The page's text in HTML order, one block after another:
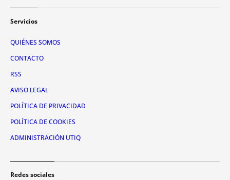
Servicios
QUIÉNES SOMOS
CONTACTO
RSS
AVISO LEGAL
POLÍTICA DE PRIVACIDAD
POLÍTICA DE COOKIES
ADMINISTRACIÓN UTIQ
Redes sociales